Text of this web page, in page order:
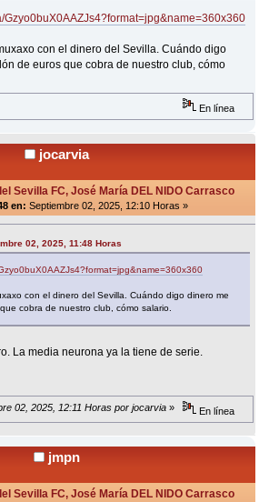
Gzyo0buX0AAZJs4?format=jpg&name=360x360
con el dinero del Sevilla. Cuándo digo
de euros que cobra de nuestro club, cómo
En línea
jocarvia
Sevilla FC, José María DEL NIDO Carrasco
en: Septiembre 02, 2025, 12:10 Horas »
02, 2025, 11:48 Horas
con el dinero del Sevilla. Cuándo digo dinero me
cobra de nuestro club, cómo salario.
La media neurona ya la tiene de serie.
02, 2025, 12:11 Horas por jocarvia » En línea
jmpn
Sevilla FC, José María DEL NIDO Carrasco